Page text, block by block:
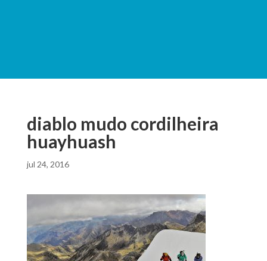
diablo mudo cordilheira
huayhuash
jul 24, 2016